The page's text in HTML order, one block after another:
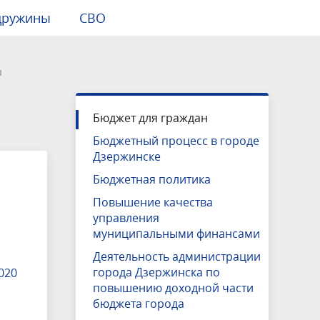
документы
Дума города Дзержинска
Муниципальная служба
Налоги
Гражданское общество
Волонтерство
Инвестиционная карта
Нижегородской области
Инвестиционная карта городского
Контактная информация
празднования Дня Города 2025
СВО
Бюджет для граждан
Бюджетный процесс в городе
Дзержинске
Бюджетная политика
Повышение качества
управления
муниципальными финансами
Деятельность администрации
города Дзержинска по
повышению доходной части
бюджета города